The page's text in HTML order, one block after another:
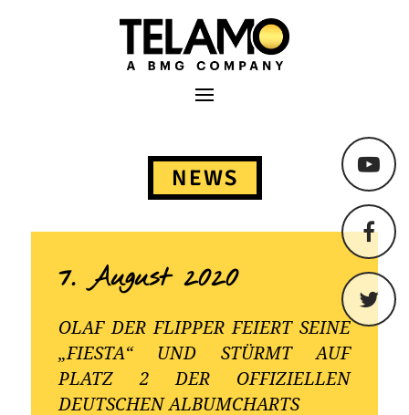
TELAMO
Primäres Menü
NEWS
7. August 2020
OLAF DER FLIPPER FEIERT SEINE
„FIESTA“ UND STÜRMT AUF
PLATZ 2 DER OFFIZIELLEN
DEUTSCHEN ALBUMCHARTS